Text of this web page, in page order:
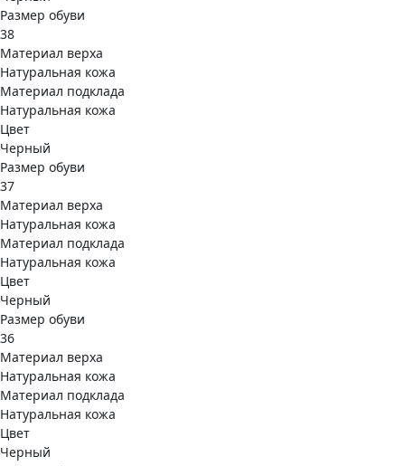
Размер обуви
38
Материал верха
Натуральная кожа
Материал подклада
Натуральная кожа
Цвет
Черный
Размер обуви
37
Материал верха
Натуральная кожа
Материал подклада
Натуральная кожа
Цвет
Черный
Размер обуви
36
Материал верха
Натуральная кожа
Материал подклада
Натуральная кожа
Цвет
Черный